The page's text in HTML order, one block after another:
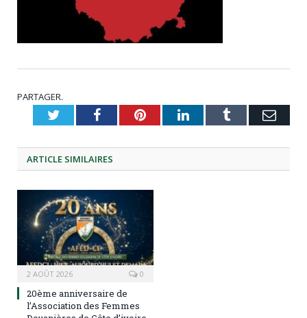
PARTAGER.
TwitterFacebookPinterestLinkedInTumblr
ARTICLE SIMILAIRES
2 AOÛT 2026 0
20ème anniversaire de
l’Association des Femmes